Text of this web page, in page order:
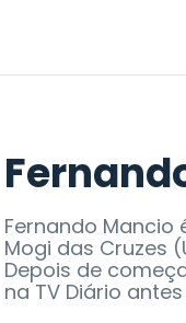
Fernando
Mogi das Cruzes
Depois de
na TV Diário